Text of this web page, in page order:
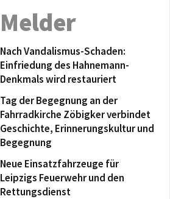
Melder
Nach Vandalismus-Schaden:
Einfriedung des Hahnemann-
Denkmals wird restauriert
Tag der Begegnung an der
Fahrradkirche Zöbigker verbindet
Geschichte, Erinnerungskultur und
Begegnung
Neue Einsatzfahrzeuge für
Leipzigs Feuerwehr und den
Rettungsdienst